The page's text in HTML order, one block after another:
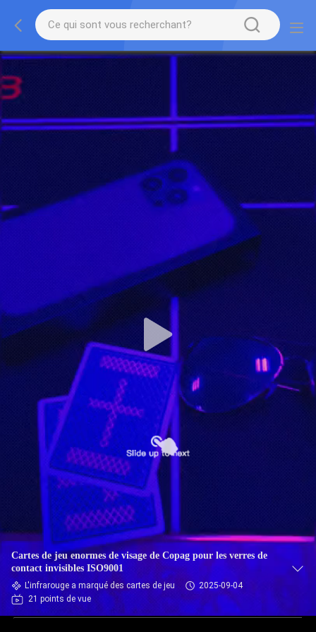
Cartes de jeu enormes de visage de Copag pour les verres de
contact invisibles ISO9001
L'infrarouge a marqué des cartes de jeu
2025-09-04
21 points de vue